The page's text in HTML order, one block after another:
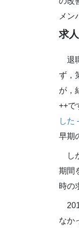
メン
求
退
ず，
が，
++で
した
早期
し
期間
時の
なか